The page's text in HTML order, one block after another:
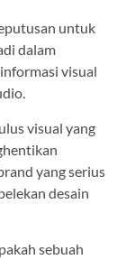
untuk
dalam
visual
visual yang
yang serius
desain
sebuah